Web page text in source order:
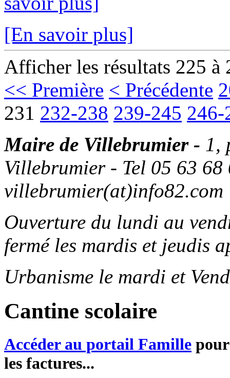
[En savoir plus]
Afficher les résultats 225 à
<< Première < Précédente
231 232-238 239-245 246-
Maire de Villebrumier - 1,
Villebrumier - Tel 05 63
villebrumier(at)info82.com
Ouverture du lundi au
fermé les mardis et jeudis
Urbanisme le mardi et
Cantine scolaire
Accéder au portail Famille
les factures...